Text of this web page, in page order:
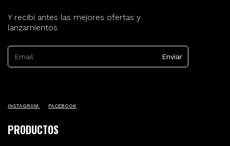
Y recibí antes las mejores ofertas y
lanzamientos
INSTAGRAM FACEBOOK
PRODUCTOS